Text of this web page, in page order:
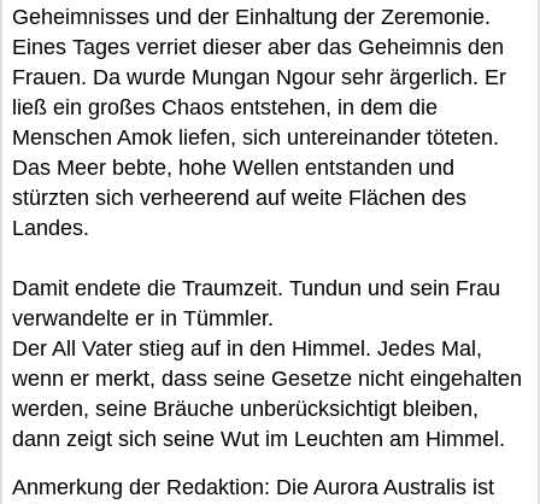
Geheimnisses und der Einhaltung der Zeremonie.
Eines Tages verriet dieser aber das Geheimnis den
Frauen. Da wurde Mungan Ngour sehr ärgerlich. Er
ließ ein großes Chaos entstehen, in dem die
Menschen Amok liefen, sich untereinander töteten.
Das Meer bebte, hohe Wellen entstanden und
stürzten sich verheerend auf weite Flächen des
Landes.
Damit endete die Traumzeit. Tundun und sein Frau
verwandelte er in Tümmler.
Der All Vater stieg auf in den Himmel. Jedes Mal,
wenn er merkt, dass seine Gesetze nicht eingehalten
werden, seine Bräuche unberücksichtigt bleiben,
dann zeigt sich seine Wut im Leuchten am Himmel.
Anmerkung der Redaktion: Die Aurora Australis ist